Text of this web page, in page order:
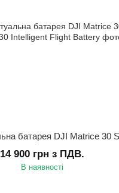
14 900 грн з ПДВ.
В наявності